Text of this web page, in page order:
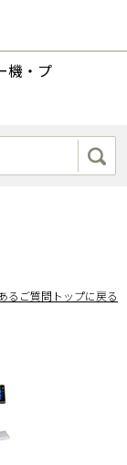
機・プ
るご質問トップに戻る